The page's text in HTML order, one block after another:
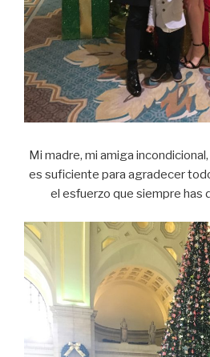
Mi madre, mi amiga incondicional,
es suficiente para agradecer
el esfuerzo que siempre